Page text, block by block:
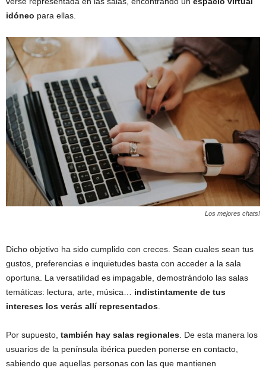
idóneo para ellas.
Los mejores chats!
Dicho objetivo ha sido cumplido con creces. Sean cuales sean tus
gustos, preferencias e inquietudes basta con acceder a la sala
oportuna. La versatilidad es impagable, demostrándolo las salas
temáticas: lectura, arte, música… indistintamente de tus
intereses los verás allí representados
Por supuesto, también hay salas regionales . De esta manera los
usuarios de la península ibérica pueden ponerse en contacto,
sabiendo que aquellas personas con las que mantienen